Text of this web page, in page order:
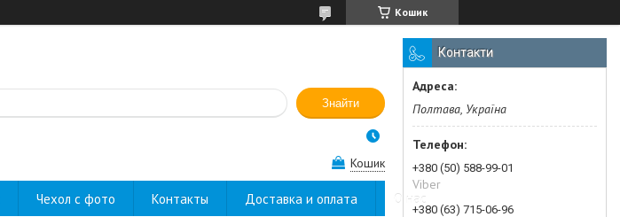
Кошик
Знайти
Кошик
Чехол с фото Контакты Доставка и оплата О нас
Контакти
Полтава, Україна
+380 (50) 588-99-01
Viber
+380 (63) 715-06-96